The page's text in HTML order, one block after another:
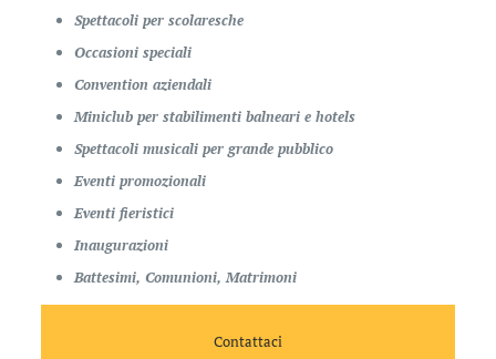
Spettacoli per scolaresche
Occasioni speciali
Convention aziendali
Miniclub per stabilimenti balneari e hotels
Spettacoli musicali per grande pubblico
Eventi promozionali
Eventi fieristici
Inaugurazioni
Battesimi, Comunioni, Matrimoni
Contattaci